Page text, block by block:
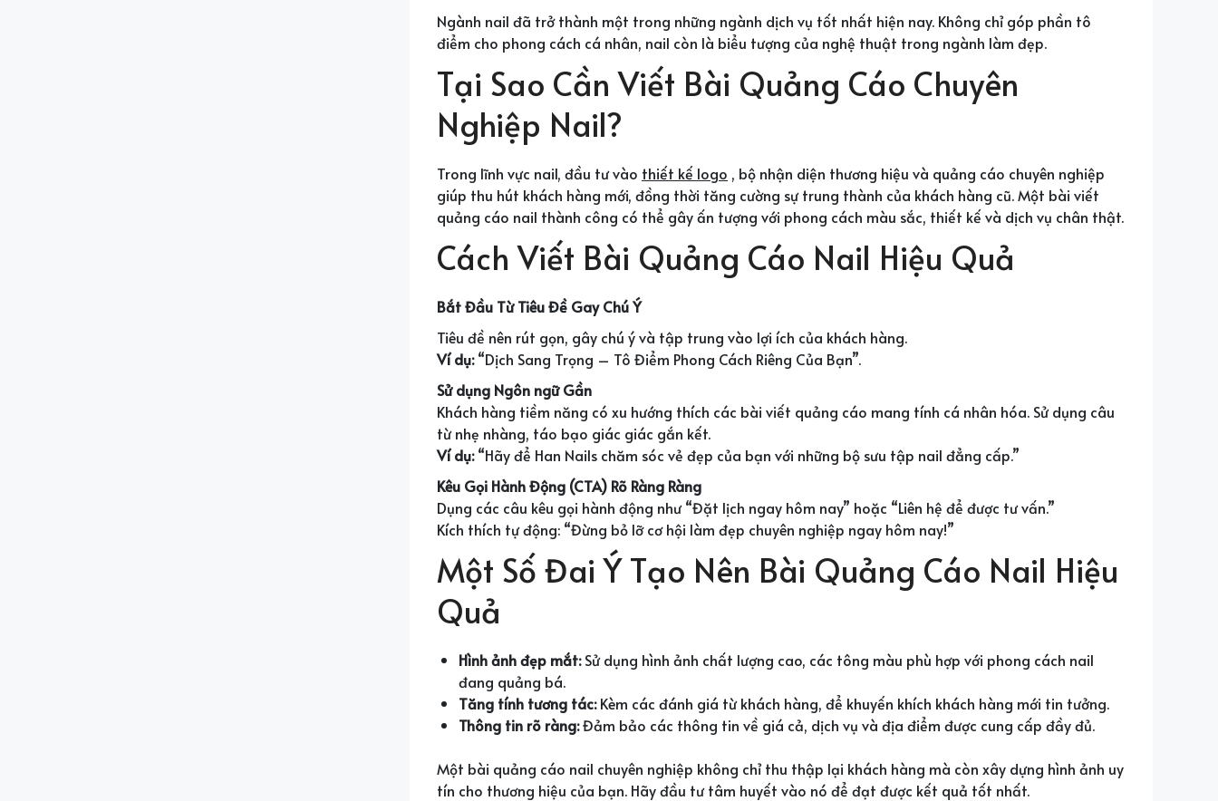
Ngành nail đã trở thành một trong những ngành dịch vụ tốt nhất hiện nay. Không chỉ góp phần tô
điểm cho phong cách cá nhân, nail còn là biểu tượng của nghệ thuật trong ngành làm đẹp.
Tại Sao Cần Viết Bài Quảng Cáo Chuyên
Nghiệp Nail?
Trong lĩnh vực nail, đầu tư vào thiết kế logo , bộ nhận diện thương hiệu và quảng cáo chuyên nghiệp
giúp thu hút khách hàng mới, đồng thời tăng cường sự trung thành của khách hàng cũ. Một bài viết
quảng cáo nail thành công có thể gây ấn tượng với phong cách màu sắc, thiết kế và dịch vụ chân thật.
Cách Viết Bài Quảng Cáo Nail Hiệu Quả
Bắt Đầu Từ Tiêu Đề Gay Chú Ý
Tiêu đề nên rút gọn, gây chú ý và tập trung vào lợi ích của khách hàng.
Ví dụ:“Dịch Sang Trọng – Tô Điểm Phong Cách Riêng Của Bạn”.
Sử dụng Ngôn ngữ Gần
Khách hàng tiềm năng có xu hướng thích các bài viết quảng cáo mang tính cá nhân hóa. Sử dụng câu
từ nhẹ nhàng, táo bạo giác giác gắn kết.
Ví dụ:“Hãy để Han Nails chăm sóc vẻ đẹp của bạn với những bộ sưu tập nail đẳng cấp.”
Kêu Gọi Hành Động (CTA) Rõ Ràng Ràng
Dụng các câu kêu gọi hành động như “Đặt lịch ngay hôm nay” hoặc “Liên hệ để được tư vấn.”
Kích thích tự động: “Đừng bỏ lỡ cơ hội làm đẹp chuyên nghiệp ngay hôm nay!”
Một Số Đai Ý Tạo Nên Bài Quảng Cáo Nail Hiệu
Quả
Hình ảnh đẹp mắt:Sử dụng hình ảnh chất lượng cao, các tông màu phù hợp với phong cách nail
đang quảng bá.
Tăng tính tương tác:Kèm các đánh giá từ khách hàng, để khuyến khích khách hàng mới tin tưởng.
Thông tin rõ ràng:Đảm bảo các thông tin về giá cả, dịch vụ và địa điểm được cung cấp đầy đủ.
Một bài quảng cáo nail chuyên nghiệp không chỉ thu thập lại khách hàng mà còn xây dựng hình ảnh uy
tín cho thương hiệu của bạn. Hãy đầu tư tâm huyết vào nó để đạt được kết quả tốt nhất.